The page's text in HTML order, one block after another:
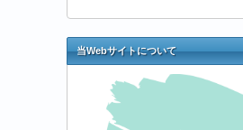
当Webサイトについて